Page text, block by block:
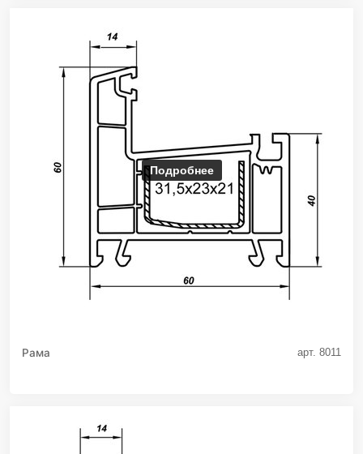
Подробнее
Рама арт. 8011